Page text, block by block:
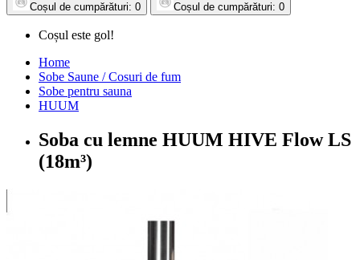
Coșul de cumpărături: 0 Coșul de cumpărături: 0
Coșul este gol!
Home
Sobe Saune / Cosuri de fum
Sobe pentru sauna
HUUM
Soba cu lemne HUUM HIVE Flow LS
(18m³)